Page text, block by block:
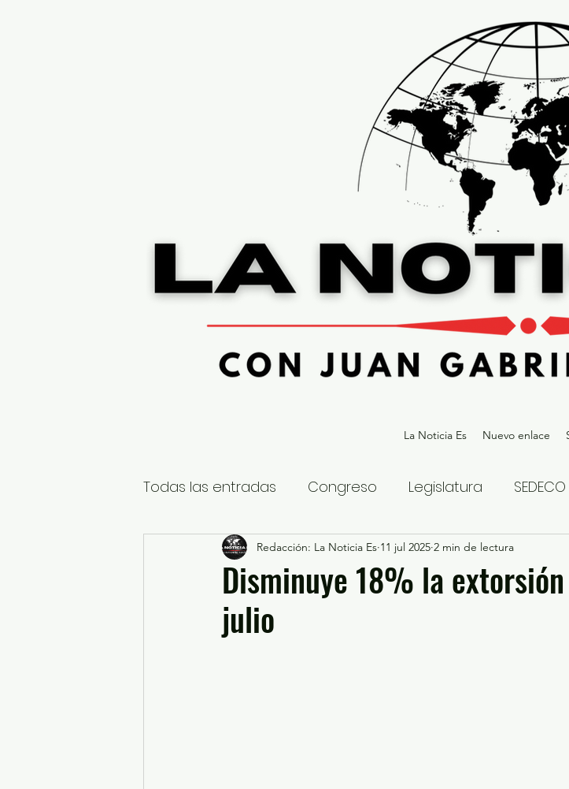
La Noticia Es Nuevo enlace
Todas las entradas Congreso Legislatura SEDECO
Nacional Estatal Gubernatura Edoméx
Educación y Cultura
Disminuye 18% la
julio
Redacción: La Noticia Es 11 jul 2025 2 min de lectura